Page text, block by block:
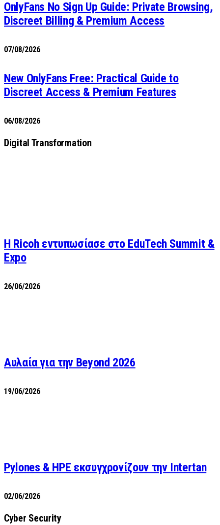
OnlyFans No Sign Up Guide: Private Browsing,
Discreet Billing & Premium Access
07/08/2026
New OnlyFans Free: Practical Guide to
Discreet Access & Premium Features
06/08/2026
Digital Transformation
Η Ricoh εντυπωσίασε στο EduTech Summit &
Expo
26/06/2026
Αυλαία για την Beyond 2026
19/06/2026
Pylones & HPE εκσυγχρονίζουν την Intertan
02/06/2026
Cyber Security